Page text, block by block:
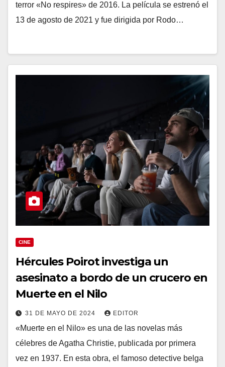
terror «No respires» de 2016. La película se estrenó el
13 de agosto de 2021 y fue dirigida por Rodo…
CINE
Hércules Poirot investiga un
asesinato a bordo de un crucero en
Muerte en el Nilo
31 DE MAYO DE 2024 EDITOR
«Muerte en el Nilo» es una de las novelas más
célebres de Agatha Christie, publicada por primera
vez en 1937. En esta obra, el famoso detective belga